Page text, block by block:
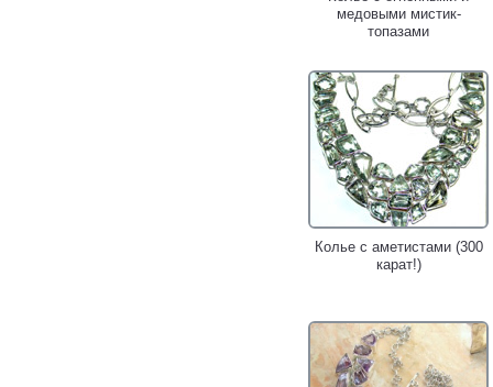
медовыми мистик-
топазами
Колье с аметистами (300
карат!)